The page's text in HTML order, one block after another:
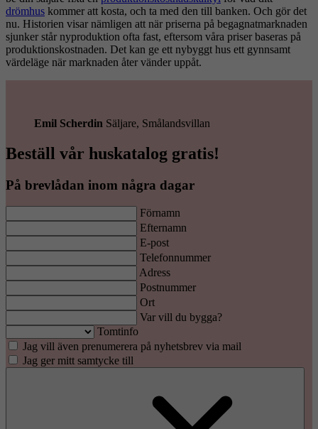
drömhus kommer att kosta, och ta med den till banken. Och gör det
nu. Historien visar nämligen att när priserna på begagnatmarknaden
sjunker står nyproduktion ofta fast, eftersom våra priser baseras på
produktionskostnaden. Det kan ge ett nybyggt hus ett gynnsamt
värdeläge när marknaden åter vänder uppåt.
Emil Scherdin Säljare, Smålandsvillan
Beställ vår huskatalog gratis!
På brevlådan inom några dagar
Förnamn
Efternamn
E-post
Telefonnummer
Adress
Postnummer
Ort
Var vill du bygga?
Tomtinfo
Jag vill även prenumerera på nyhetsbrev via mail
Jag ger mitt samtycke till